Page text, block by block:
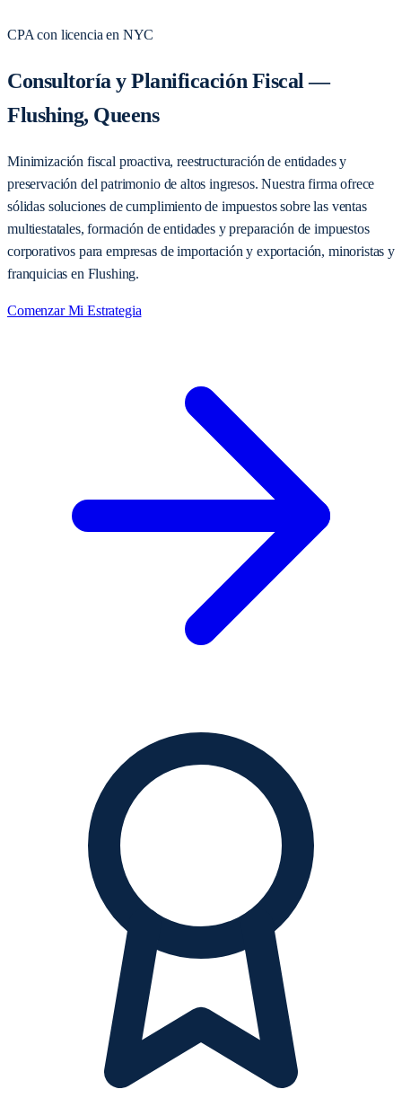
CPA con licencia en NYC
Consultoría y Planificación Fiscal —
Flushing, Queens
Minimización fiscal proactiva, reestructuración de entidades y
preservación del patrimonio de altos ingresos. Nuestra firma ofrece
sólidas soluciones de cumplimiento de impuestos sobre las ventas
multiestatales, formación de entidades y preparación de impuestos
corporativos para empresas de importación y exportación, minoristas y
franquicias en Flushing.
Comenzar Mi Estrategia